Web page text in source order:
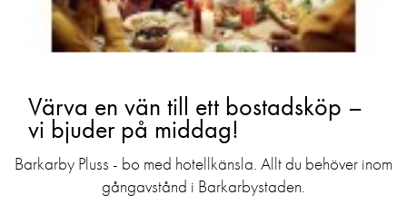
Värva en vän till ett bostadsköp –
vi bjuder på middag!
Barkarby Pluss - bo med hotellkänsla. Allt du behöver inom
gångavstånd i Barkarbystaden.